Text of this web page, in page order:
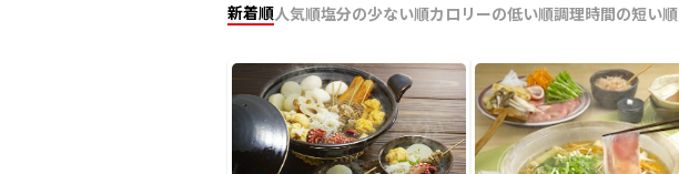
カテゴリー別
かつお節 削りぶし かつおパック 煮干 粉末
新着順人気順塩分の少ない順カロリーの低い順調理時間の短い順